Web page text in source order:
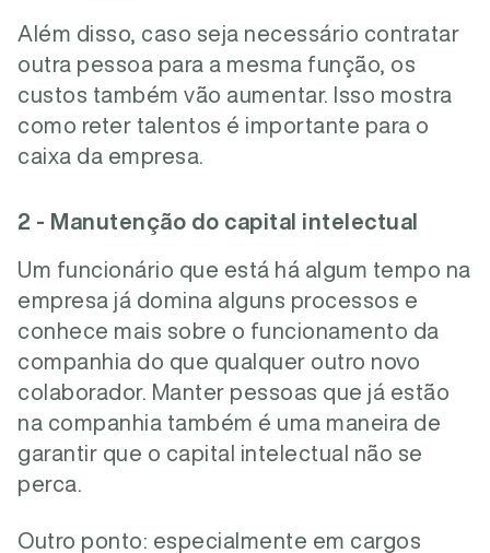
Além disso, caso seja necessário contratar
outra pessoa para a mesma função, os
custos também vão aumentar. Isso mostra
como reter talentos é importante para o
caixa da empresa.
2 - Manutenção do capital intelectual
Um funcionário que está há algum tempo na
empresa já domina alguns processos e
conhece mais sobre o funcionamento da
companhia do que qualquer outro novo
colaborador. Manter pessoas que já estão
na companhia também é uma maneira de
garantir que o capital intelectual não se
perca.
Outro ponto: especialmente em cargos